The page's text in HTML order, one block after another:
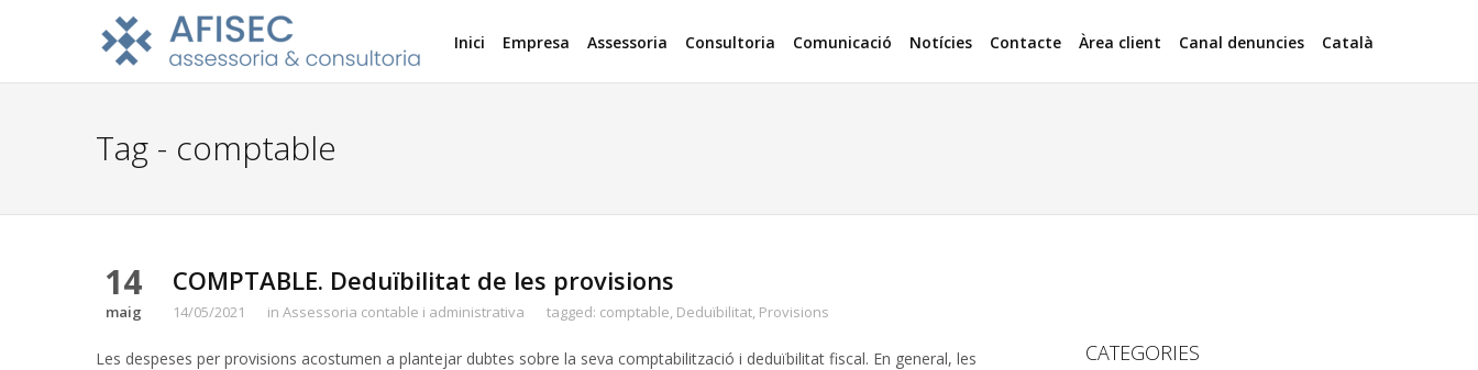
Inici Empresa Assessoria Consultoria Comunicació Notícies Contacte Àrea client Canal denuncies Català
Tag - comptable
14
maig
COMPTABLE. Deduïbilitat de les provisions
14/05/2021 in Assessoria contable i administrativa tagged: comptable, Deduïbilitat, Provisions
Les despeses per provisions acostumen a plantejar dubtes sobre la seva comptabilització i deduïbilitat fiscal. En general, les
CATEGORIES